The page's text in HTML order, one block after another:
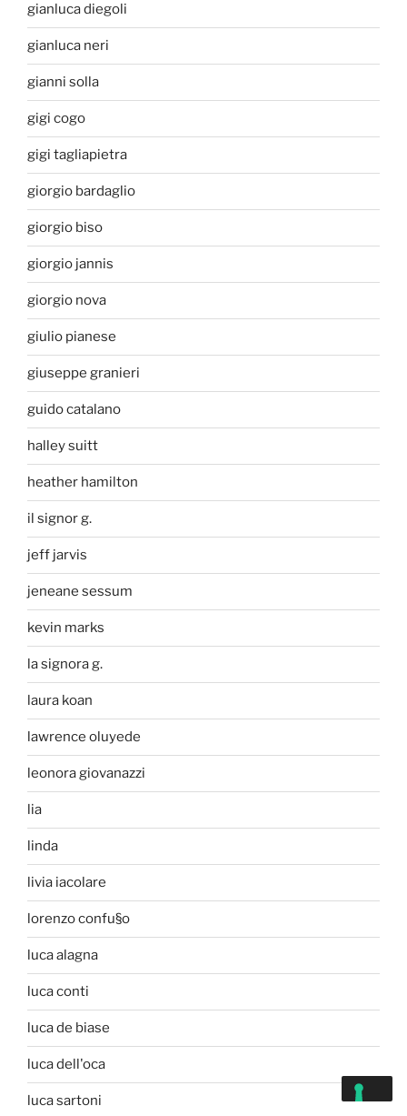
gianluca diegoli
gianluca neri
gianni solla
gigi cogo
gigi tagliapietra
giorgio bardaglio
giorgio biso
giorgio jannis
giorgio nova
giulio pianese
giuseppe granieri
guido catalano
halley suitt
heather hamilton
il signor g.
jeff jarvis
jeneane sessum
kevin marks
la signora g.
laura koan
lawrence oluyede
leonora giovanazzi
lia
linda
livia iacolare
lorenzo confu§o
luca alagna
luca conti
luca de biase
luca dell'oca
luca sartoni